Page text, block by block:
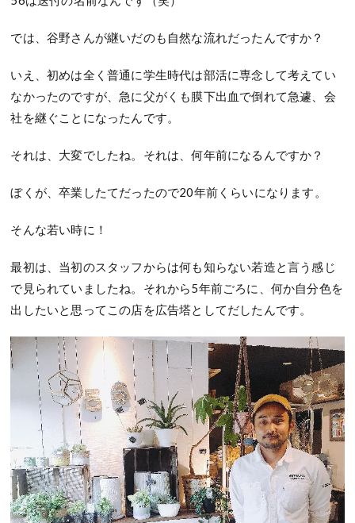
では、谷野さんが継いだのも自然な流れだったんですか？
いえ、初めは全く普通に学生時代は部活に専念して考えてい
なかったのですが、急に父がくも膜下出血で倒れて急遽、会
社を継ぐことになったんです。
それは、大変でしたね。それは、何年前になるんですか？
ぼくが、卒業したてだったので20年前くらいになります。
そんな若い時に！
最初は、当初のスタッフからは何も知らない若造と言う感じ
で見られていましたね。それから5年前ごろに、何か自分色を
出したいと思ってこの店を広告塔としてだしたんです。